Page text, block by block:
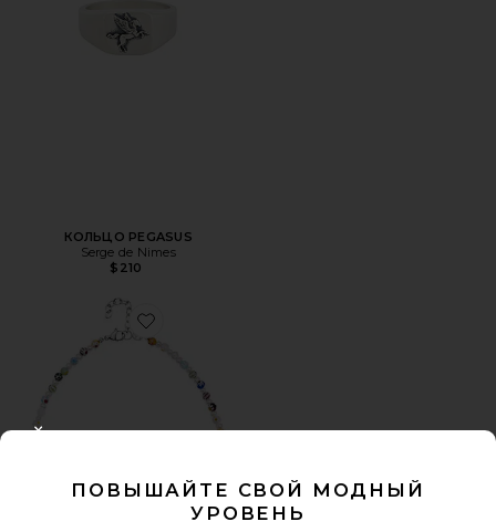
КОЛЬЦО PEGASUS
Serge de Nimes
$210
Favorite ОЖЕРЕЛЬЕ PEARL
ПОВЫШАЙТЕ СВОЙ МОДНЫЙ
УРОВЕНЬ